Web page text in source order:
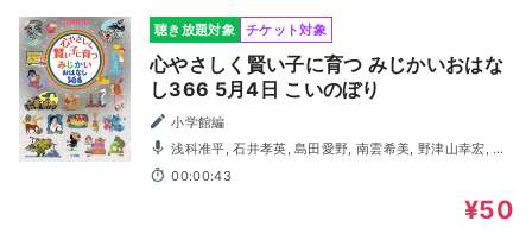
聴き放題対象 チケット対象
心やさしく賢い子に育つ みじかいおはな
し366 5月4日 こいのぼり
小学館編
浅科准平, 石井孝英, 島田愛野, 南雲希美, 野津山幸宏, 八
木田幸恵, 山谷祥生, 神森徹也（歌・演奏）
00:00:43
¥50